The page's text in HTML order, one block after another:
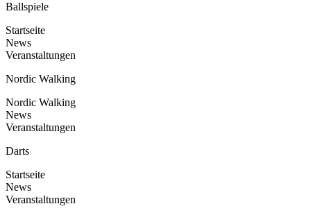
Ballspiele
Startseite
News
Veranstaltungen
Nordic Walking
Nordic Walking
News
Veranstaltungen
Darts
Startseite
News
Veranstaltungen